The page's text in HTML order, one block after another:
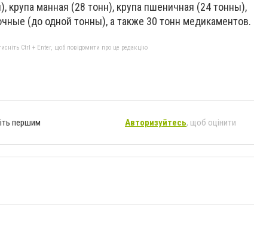
крупа манная (28 тонн), крупа пшеничная (24 тонны),
(до одной тонны), а также 30 тонн медикаментов.
Ctrl + Enter, щоб повідомити про це редакцію
першим Авторизуйтесь, щоб оцінити